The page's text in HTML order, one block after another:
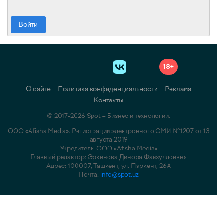
Войти
18+
О сайте Политика конфиденциальности
Реклама
Контакты
© 2017-2026 Spot – Бизнес и технологии.
ООО «Afisha Media». Регистрации электронного СМИ №1207 от 13
августа 2019
Учредитель: ООО «Afisha Media»
Главный редактор: Эркенова Динора Файзуллоевна
Адрес: 100007, Ташкент, ул. Паркент, 26А
Почта: info@spot.uz